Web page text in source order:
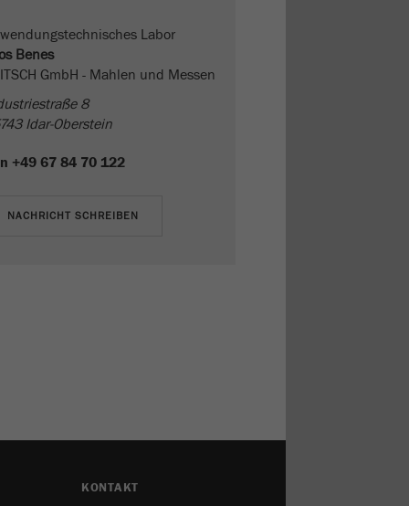
Labor
Benes
GmbH - Mahlen und Messen
8
Idar-Oberstein
+49 67 84 70 122
KONTAKT